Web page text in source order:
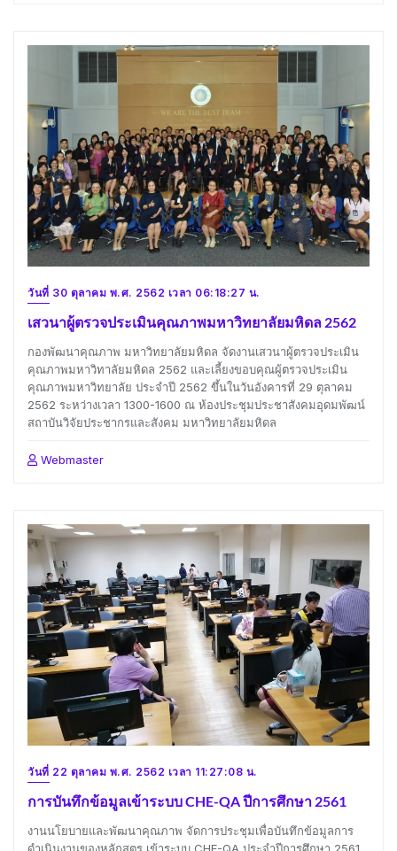
วันที่ 30 ตุลาคม พ.ศ. 2562 เวลา 06:18:27 น.
เสวนาผู้ตรวจประเมินคุณภาพมหาวิทยาลัยมหิดล 2562
กองพัฒนาคุณภาพ มหาวิทยาลัยมหิดล จัดงานเสวนาผู้ตรวจประเมิน
คุณภาพมหาวิทาลัยมหิดล 2562 และเลี้ยงขอบคุณผู้ตรวจประเมิน
คุณภาพมหาวิทยาลัย ประจำปี 2562 ขึ้นในวันอังคารที่ 29 ตุลาคม
2562 ระหว่างเวลา 1300-1600 ณ ห้องประชุมประชาสังคมอุดมพัฒน์
สถาบันวิจัยประชากรและสังคม มหาวิทยาลัยมหิดล
Webmaster
วันที่ 22 ตุลาคม พ.ศ. 2562 เวลา 11:27:08 น.
การบันทึกข้อมูลเข้าระบบ CHE-QA ปีการศึกษา 2561
งานนโยบายและพัฒนาคุณภาพ จัดการประชุมเพื่อบันทึกข้อมูลการ